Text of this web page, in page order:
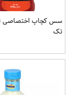
تک